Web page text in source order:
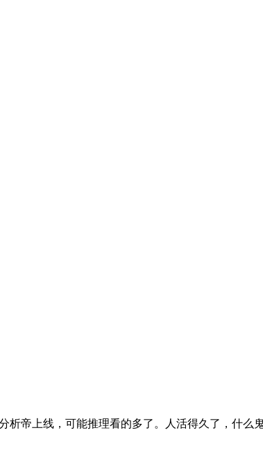
析帝上线，可能推理看的多了。人活得久了，什